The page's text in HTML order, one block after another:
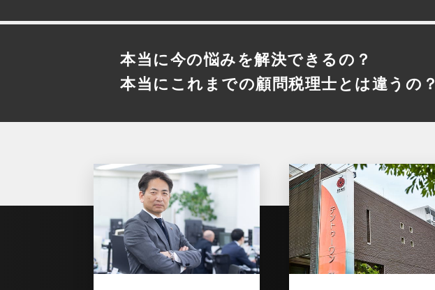
本当に今の悩みを解決できるの？
本当にこれまでの顧問税理士とは違うの？